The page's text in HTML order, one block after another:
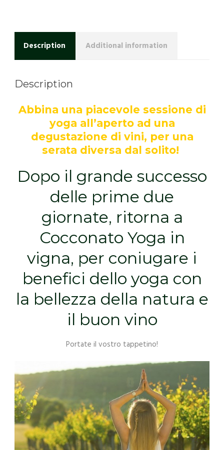
Description Additional information
Description
Abbina una piacevole sessione di
yoga all’aperto ad una
degustazione di vini, per una
serata diversa dal solito!
Dopo il grande successo
delle prime due
giornate, ritorna a
Cocconato Yoga in
vigna, per coniugare i
benefici dello yoga con
la bellezza della natura e
il buon vino
Portate il vostro tappetino!